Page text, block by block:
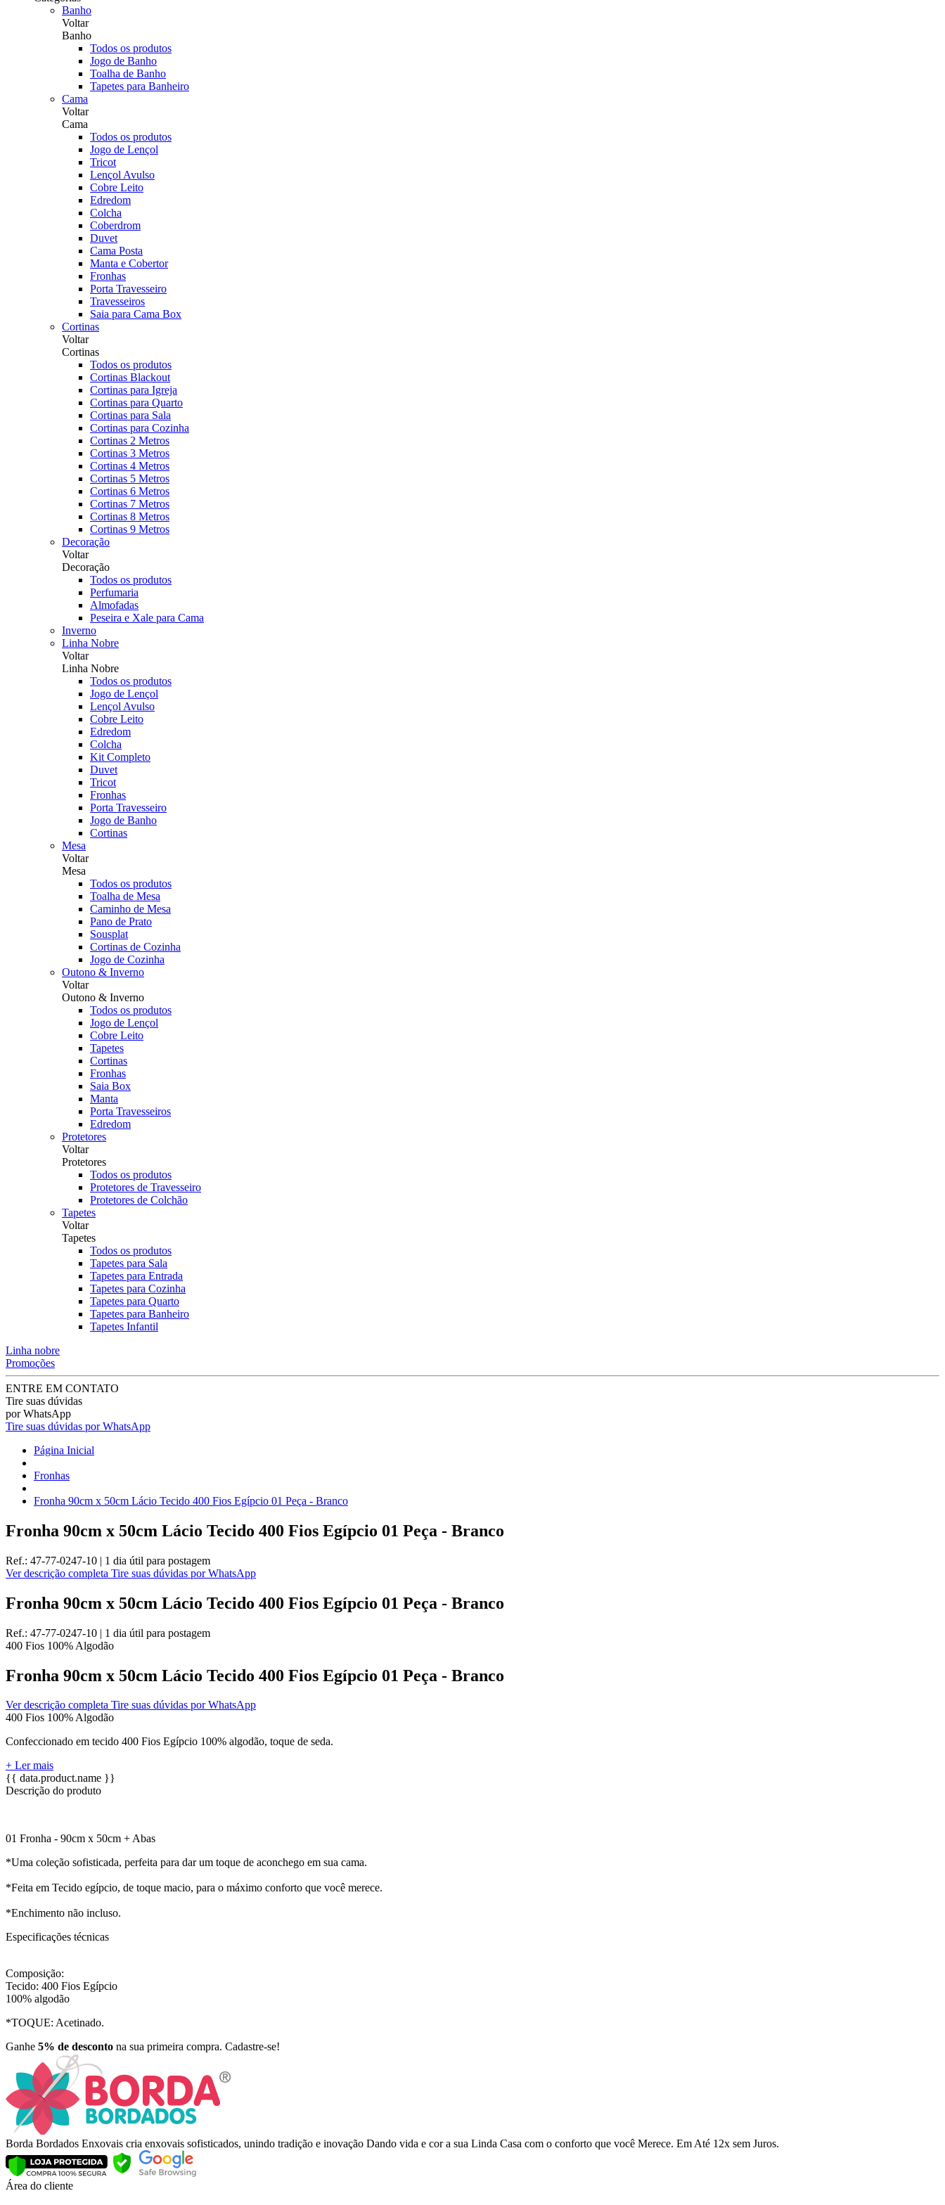
Banho
Voltar
Banho
Todos os produtos
Jogo de Banho
Toalha de Banho
Tapetes para Banheiro
Cama
Voltar
Cama
Todos os produtos
Jogo de Lençol
Tricot
Lençol Avulso
Cobre Leito
Edredom
Colcha
Coberdrom
Duvet
Cama Posta
Manta e Cobertor
Fronhas
Porta Travesseiro
Travesseiros
Saia para Cama Box
Cortinas
Voltar
Cortinas
Todos os produtos
Cortinas Blackout
Cortinas para Igreja
Cortinas para Quarto
Cortinas para Sala
Cortinas para Cozinha
Cortinas 2 Metros
Cortinas 3 Metros
Cortinas 4 Metros
Cortinas 5 Metros
Cortinas 6 Metros
Cortinas 7 Metros
Cortinas 8 Metros
Cortinas 9 Metros
Decoração
Voltar
Decoração
Todos os produtos
Perfumaria
Almofadas
Peseira e Xale para Cama
Inverno
Linha Nobre
Voltar
Linha Nobre
Todos os produtos
Jogo de Lençol
Lençol Avulso
Cobre Leito
Edredom
Colcha
Kit Completo
Duvet
Tricot
Fronhas
Porta Travesseiro
Jogo de Banho
Cortinas
Mesa
Voltar
Mesa
Todos os produtos
Toalha de Mesa
Caminho de Mesa
Pano de Prato
Sousplat
Cortinas de Cozinha
Jogo de Cozinha
Outono & Inverno
Voltar
Outono & Inverno
Todos os produtos
Jogo de Lençol
Cobre Leito
Tapetes
Cortinas
Fronhas
Saia Box
Manta
Porta Travesseiros
Edredom
Protetores
Voltar
Protetores
Todos os produtos
Protetores de Travesseiro
Protetores de Colchão
Tapetes
Voltar
Tapetes
Todos os produtos
Tapetes para Sala
Tapetes para Entrada
Tapetes para Cozinha
Tapetes para Quarto
Tapetes para Banheiro
Tapetes Infantil
Linha nobre
Promoções
ENTRE EM CONTATO
Tire suas dúvidas
por WhatsApp
Tire suas dúvidas por WhatsApp
Página Inicial
Fronhas
Fronha 90cm x 50cm Lácio Tecido 400 Fios Egípcio 01 Peça - Branco
Fronha 90cm x 50cm Lácio Tecido 400 Fios Egípcio 01 Peça - Branco
Ref.: 47-77-0247-10 | 1 dia útil para postagem
Ver descrição completa Tire suas dúvidas por WhatsApp
Fronha 90cm x 50cm Lácio Tecido 400 Fios Egípcio 01 Peça - Branco
Ref.: 47-77-0247-10 | 1 dia útil para postagem
400 Fios 100% Algodão
Fronha 90cm x 50cm Lácio Tecido 400 Fios Egípcio 01 Peça - Branco
Ver descrição completa Tire suas dúvidas por WhatsApp
400 Fios 100% Algodão
Confeccionado em tecido 400 Fios Egípcio 100% algodão, toque de seda.
+ Ler mais
{{ data.product.name }}
Descrição do produto
01 Fronha - 90cm x 50cm + Abas
*Uma coleção sofisticada, perfeita para dar um toque de aconchego em sua cama.
*Feita em Tecido egípcio, de toque macio, para o máximo conforto que você merece.
*Enchimento não incluso.
Especificações técnicas
Composição:
Tecido: 400 Fios Egípcio
100% algodão
*TOQUE: Acetinado.
Ganhe 5% de desconto na sua primeira compra. Cadastre-se!
Borda Bordados Enxovais cria enxovais sofisticados, unindo tradição e inovação Dando vida e cor a sua Linda Casa com o conforto que você Merece. Em Até 12x sem Juros.
Área do cliente